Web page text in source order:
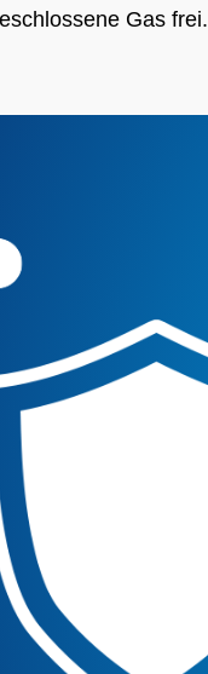
Gas frei.